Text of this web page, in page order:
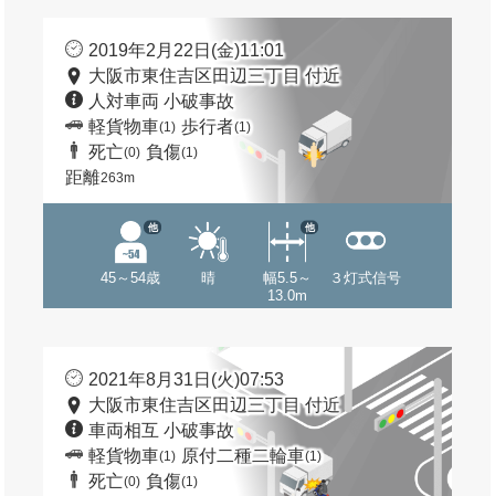
2019年2月22日(金)11:01
大阪市東住吉区田辺三丁目 付近
人対車両 小破事故
軽貨物車(1) 歩行者(1)
死亡(0) 負傷(1)
距離263m
45～54歳
他
晴
幅5.5～
13.0m
他
３灯式信号
2021年8月31日(火)07:53
大阪市東住吉区田辺三丁目 付近
車両相互 小破事故
軽貨物車(1) 原付二種二輪車(1)
死亡(0) 負傷(1)